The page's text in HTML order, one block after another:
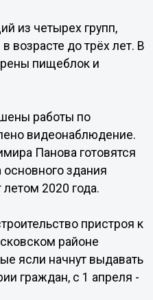
из четырех групп,
возрасте до трёх лет. В
пищеблок и
работы по
видеонаблюдение.
Панова готовятся
здания
2020 года.
пристроя к
районе
ясли начнут выдавать
граждан, с 1 апреля -